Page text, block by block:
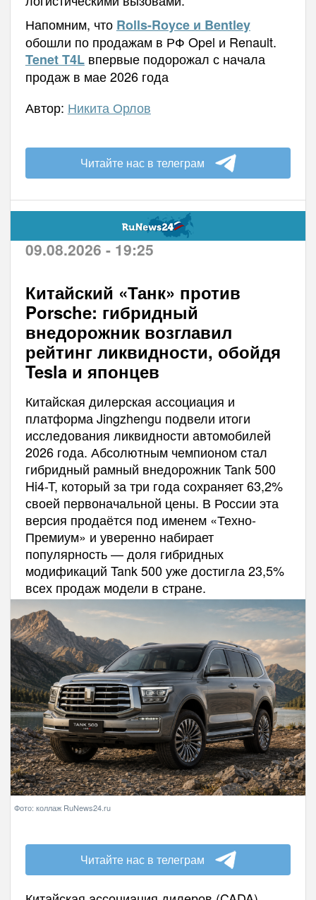
Напомним, что Rolls-Royce и Bentley
обошли по продажам в РФ Opel и Renault.
Tenet T4Lвпервые подорожал с начала
продаж в мае 2026 года
Автор: Никита Орлов
Читайте нас в телеграм
09.08.2026 - 19:25
Китайский «Танк» против
Porsche: гибридный
внедорожник возглавил
рейтинг ликвидности, обойдя
Tesla и японцев
Китайская дилерская ассоциация и
платформа Jingzhengu подвели итоги
исследования ликвидности автомобилей
2026 года. Абсолютным чемпионом стал
гибридный рамный внедорожник Tank 500
Hi4-T, который за три года сохраняет 63,2%
своей первоначальной цены. В России эта
версия продаётся под именем «Техно-
Премиум» и уверенно набирает
популярность — доля гибридных
модификаций Tank 500 уже достигла 23,5%
всех продаж модели в стране.
Фото: коллаж RuNews24.ru
Читайте нас в телеграм